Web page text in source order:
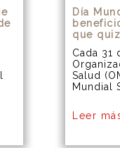
Día
que
Cada 31
Salud
Mundial
Leer